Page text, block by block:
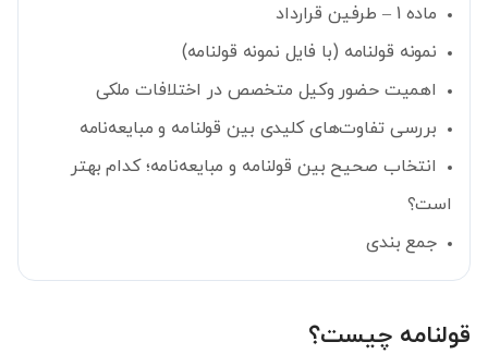
ماده 1 – طرفين قرارداد
نمونه قولنامه (با فایل نمونه قولنامه)
اهمیت حضور وکیل متخصص در اختلافات ملکی
بررسی تفاوت‌های کلیدی بین قولنامه و مبایعه‌نامه
انتخاب صحیح بین قولنامه و مبایعه‌نامه؛ کدام بهتر
است؟
جمع بندی
قولنامه چیست؟